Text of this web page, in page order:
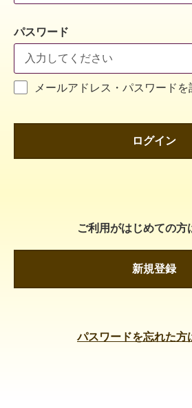
パスワード
メールアドレス・パスワードを
ログイン
ご利用がはじめての方
新規登録
パスワードを忘れた方